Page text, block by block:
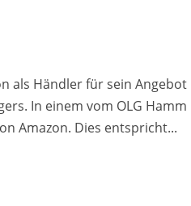
als Händler für sein Angebot
In einem vom OLG Hamm
Amazon. Dies entspricht...